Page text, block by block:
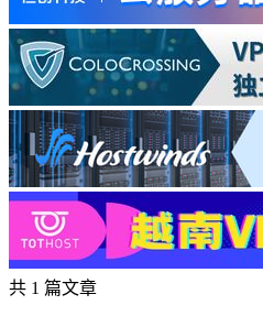
共 1 篇文章